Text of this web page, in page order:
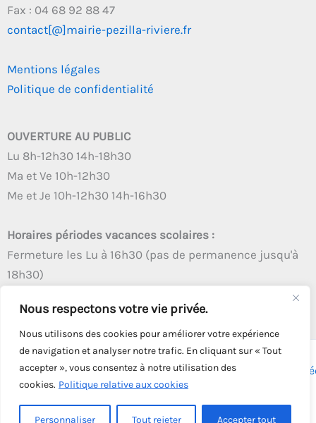
Nous respectons votre vie privée.
Nous utilisons des cookies pour améliorer votre expérience
de navigation et analyser notre trafic. En cliquant sur « Tout
accepter », vous consentez à notre utilisation des
cookies. Politique relative aux cookies
Personnaliser Tout rejeter Accepter tout
Fax : 04 68 92 88 47
contact[@]mairie-pezilla-riviere.fr
Mentions légales
Politique de confidentialité
OUVERTURE AU PUBLIC
Lu 8h-12h30 14h-18h30
Ma et Ve 10h-12h30
Me et Je 10h-12h30 14h-16h30
Horaires périodes vacances scolaires :
Fermeture les Lu à 16h30 (pas de permanence jusqu'à
18h30)
Copyright © 2026 - Tous droits réservés - | Webmaster
Solution